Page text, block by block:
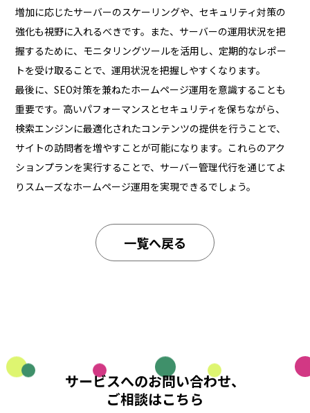
増加に応じたサーバーのスケーリングや、セキュリティ対策の
強化も視野に入れるべきです。また、サーバーの運用状況を把
握するために、モニタリングツールを活用し、定期的なレポー
トを受け取ることで、運用状況を把握しやすくなります。
最後に、SEO対策を兼ねたホームページ運用を意識することも
重要です。高いパフォーマンスとセキュリティを保ちながら、
検索エンジンに最適化されたコンテンツの提供を行うことで、
サイトの訪問者を増やすことが可能になります。これらのアク
ションプランを実行することで、サーバー管理代行を通じてよ
りスムーズなホームページ運用を実現できるでしょう。
一覧へ戻る
サービスへのお問い合わせ、
ご相談はこちら